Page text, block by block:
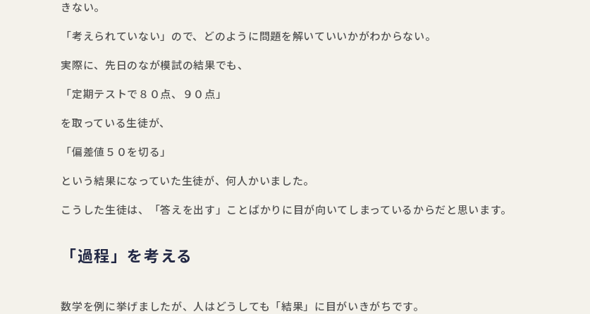
きない。
「考えられていない」ので、どのように問題を解いていいかがわからない。
実際に、先日のなが模試の結果でも、
「定期テストで８０点、９０点」
を取っている生徒が、
「偏差値５０を切る」
という結果になっていた生徒が、何人かいました。
こうした生徒は、「答えを出す」ことばかりに目が向いてしまっているからだと思います。
「過程」を考える
数学を例に挙げましたが、人はどうしても「結果」に目がいきがちです。